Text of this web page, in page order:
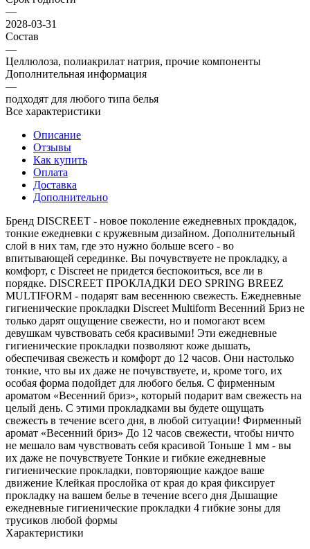
—
2028-03-31
Состав
—
Целлюлоза, полиакрилат натрия, прочие компоненты
Дополнительная информация
—
подходят для любого типа белья
Все характеристики
Описание
Отзывы
Как купить
Оплата
Доставка
Дополнительно
Бренд DISCREET - новое поколение ежедневных прокдадок,
тонкие ежедневки с кружевным дизайном. Дополнительный
слой в них там, где это нужно больше всего - во
впитывающей серединке. Вы почувствуете не прокладку, а
комфорт, с Discreet не придется беспокоиться, все ли в
порядке. DISCREET ПРОКЛАДКИ DEO SPRING BREEZ
MULTIFORM - подарят вам весеннюю свежесть. Ежедневные
гигиенические прокладки Discreet Multiform Весенний Бриз не
только дарят ощущение свежести, но и помогают всем
девушкам чувствовать себя красивыми! Эти ежедневные
гигиенические прокладки позволяют коже дышать,
обеспечивая свежесть и комфорт до 12 часов. Они настолько
тонкие, что вы их даже не почувствуете, и, кроме того, их
особая форма подойдет для любого белья. С фирменным
ароматом «Весенний бриз», который подарит вам свежесть на
целый день. С этими прокладками вы будете ощущать
свежесть в течение всего дня, в любой ситуации! Фирменный
аромат «Весенний бриз» До 12 часов свежести, чтобы ничто
не мешало вам чувствовать себя красивой Тоньше 1 мм - вы
их даже не почувствуете Тонкие и гибкие ежедневные
гигиенические прокладки, повторяющие каждое ваше
движение Клейкая прослойка от края до края фиксирует
прокладку на вашем белье в течение всего дня Дышащие
ежедневные гигиенические прокладки 4 гибкие зоны для
трусиков любой формы
Характеристики